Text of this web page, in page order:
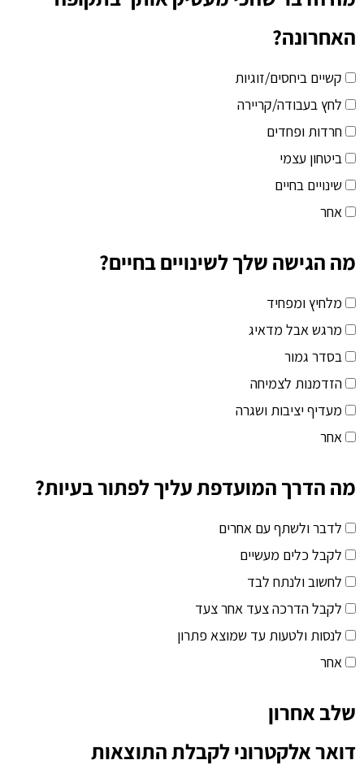
האחרונה?
קשיים ביחסים/זוגיות
לחץ בעבודה/קריירה
חרדות ופחדים
ביטחון עצמי
שינויים בחיים
אחר
מה הגישה שלך לשינויים בחיים?
מלחיץ ומפחיד
מרגש אבל מדאיג
בסדר גמור
הזדמנות לצמיחה
מעדיף יציבות ושגרה
אחר
מה הדרך המועדפת עליך לפתור בעיות?
לדבר ולשתף עם אחרים
לקבל כלים מעשיים
לחשוב ולנתח לבד
לקבל הדרכה צעד אחר צעד
לנסות ולטעות עד שמוצא פתרון
אחר
שלב אחרון
דואר אלקטרוני לקבלת התוצאות